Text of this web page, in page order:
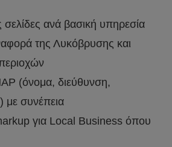
σελίδες ανά βασική υπηρεσία
της Λυκόβρυσης και
(όνομα, διεύθυνση,
με συνέπεια
για Local Business όπου